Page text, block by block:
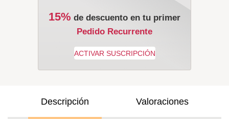
15% de descuento en tu primer
Pedido Recurrente
Descripción Valoraciones